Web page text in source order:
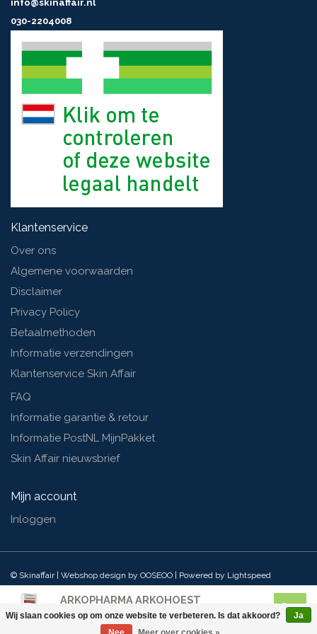
ARKOPHARMA ARKOHOEST
Kruidensiroop
worden.
Medisch hulpmiddel CE. Lees voor gebruik de gebruiksaanwijzing
info@skinaffair.nl
030-2204008
Klantenservice
Over ons
Algemene voorwaarden
Disclaimer
Privacy Policy
Betaalmethoden
Informatie verzendingen
Klantenservice Skin Affair
FAQ
Informatie garantie & retour
Informatie PostNL MijnPakket
Skin Affair nieuwsbrief
Mijn account
Inloggen
© Skinaffair | Webshop design by OOSEOO | Powered by Lightspeed
Wij slaan cookies op om onze website te verbeteren. Is dat akkoord?
Ja